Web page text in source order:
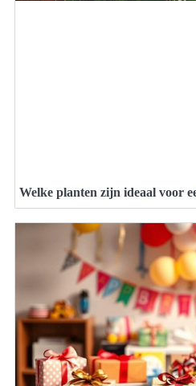
Welke planten zijn ideaal voor